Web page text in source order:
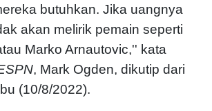
butuhkan. Jika uangnya
akan melirik pemain seperti
Marko Arnautovic,'' kata
, Mark Ogden, dikutip dari
(10/8/2022).